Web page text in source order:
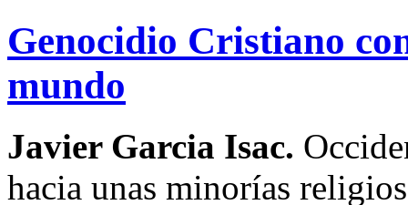
Genocidio Cristiano
mundo
Javier Garcia Isac.
hacia unas minorías